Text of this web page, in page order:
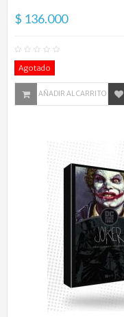
$ 136.000
Agotado
AÑADIR AL CARRITO